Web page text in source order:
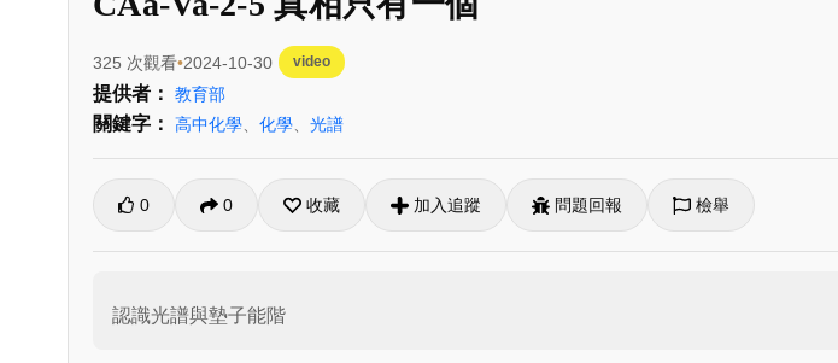
325 次觀看 2024-10-30 video
提供者： 教育部
關鍵字： 高中化學 化學 光譜
0 0 收藏 加入追蹤 問題回報 檢舉
認識光譜與墊子能階